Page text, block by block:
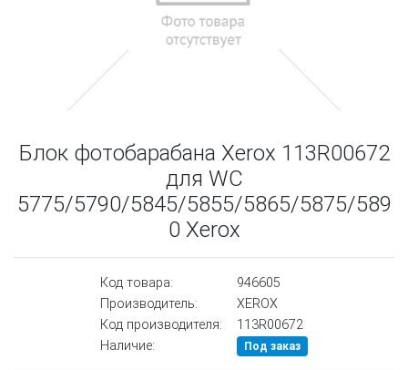
Блок фотобарабана Xerox 113R00672
для WC
5775/5790/5845/5855/5865/5875/589
0 Xerox
Код товара:
946605
Производитель:
XEROX
Код производителя:
113R00672
Наличие:
Под заказ